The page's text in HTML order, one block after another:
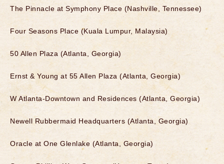
The Pinnacle at Symphony Place (Nashville, Tennessee)
Four Seasons Place (Kuala Lumpur, Malaysia)
50 Allen Plaza (Atlanta, Georgia)
Ernst & Young at 55 Allen Plaza (Atlanta, Georgia)
W Atlanta-Downtown and Residences (Atlanta, Georgia)
Newell Rubbermaid Headquarters (Atlanta, Georgia)
Oracle at One Glenlake (Atlanta, Georgia)